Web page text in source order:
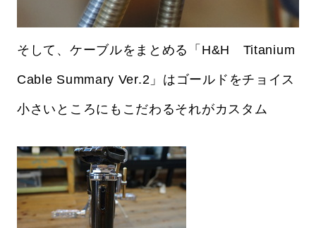
そして、ケーブルをまとめる「H&H Titanium
Cable Summary Ver.2」はゴールドをチョイス
小さいところにもこだわるそれがカスタム